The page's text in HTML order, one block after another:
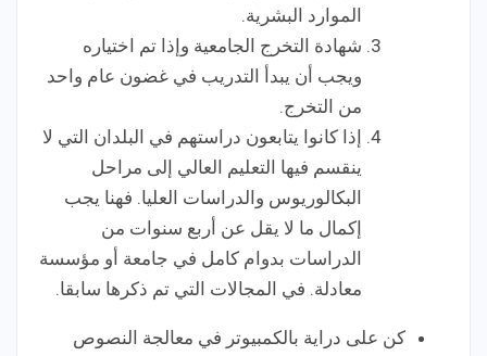
الموارد البشرية.
شهادة التخرج الجامعية وإذا تم اختياره
ويجب أن يبدأ التدريب في غضون عام واحد
من التخرج.
إذا كانوا يتابعون دراستهم في البلدان التي لا
ينقسم فيها التعليم العالي إلى مراحل
البكالوريوس والدراسات العليا. فهنا يجب
إكمال ما لا يقل عن أربع سنوات من
الدراسات بدوام كامل في جامعة أو مؤسسة
معادلة. في المجالات التي تم ذكرها سابقا.
كن على دراية بالكمبيوتر في معالجة النصوص